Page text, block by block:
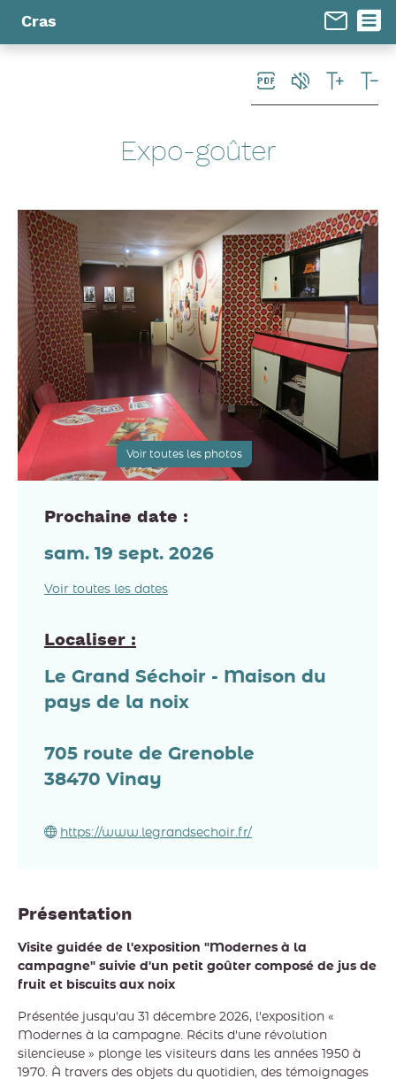
Cras
Expo-goûter
Voir toutes les photos
Prochaine date :
sam. 19 sept. 2026
Voir toutes les dates
Localiser :
Le Grand Séchoir - Maison du
pays de la noix
705 route de Grenoble
38470 Vinay
https://www.legrandsechoir.fr/
Présentation
Visite guidée de l'exposition "Modernes à la
campagne" suivie d'un petit goûter composé de jus de
fruit et biscuits aux noix
Présentée jusqu'au 31 décembre 2026, l'exposition «
Modernes à la campagne. Récits d'une révolution
silencieuse » plonge les visiteurs dans les années 1950 à
1970. À travers des objets du quotidien, des témoignages